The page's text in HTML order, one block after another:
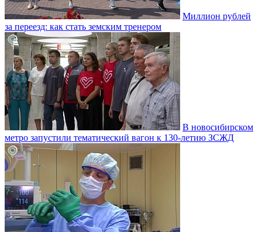
Миллион рублей
за переезд: как стать земским тренером
В новосибирском
метро запустили тематический вагон к 130-летию ЗСЖД